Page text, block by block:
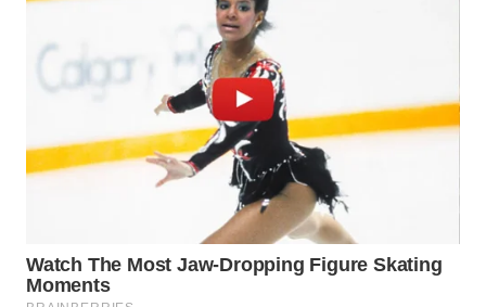
WAHANA
WAHANA
LAPAK
WAHANA